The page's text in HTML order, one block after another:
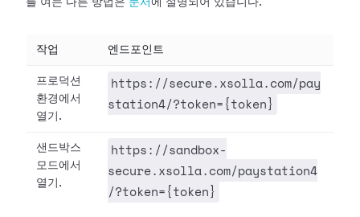
를 여는 다른 방법은 문서 에 설명되어 있습니다.
작업 엔드포인트
프로덕션
환경에서
열기.
https://secure.xsolla.com/pay
station4/?token={token}
샌드박스
모드에서
열기.
https://sandbox-
secure.xsolla.com/paystation4
/?token={token}